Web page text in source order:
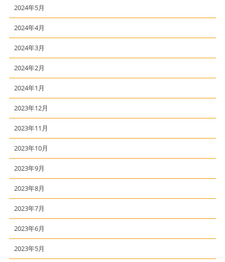
2024年5月
2024年4月
2024年3月
2024年2月
2024年1月
2023年12月
2023年11月
2023年10月
2023年9月
2023年8月
2023年7月
2023年6月
2023年5月